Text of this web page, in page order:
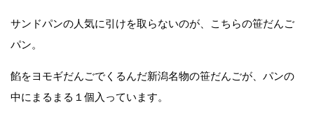
サンドパンの人気に引けを取らないのが、こちらの笹だんご
パン。
餡をヨモギだんごでくるんだ新潟名物の笹だんごが、パンの
中にまるまる１個入っています。